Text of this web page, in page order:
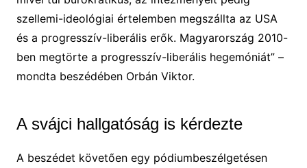
szellemi-ideológiai értelemben megszállta az USA
és a progresszív-liberális erők. Magyarország 2010-
ben megtörte a progresszív-liberális hegemóniát” –
mondta beszédében Orbán Viktor.
A svájci hallgatóság is kérdezte
A beszédet követően egy pódiumbeszélgetésen